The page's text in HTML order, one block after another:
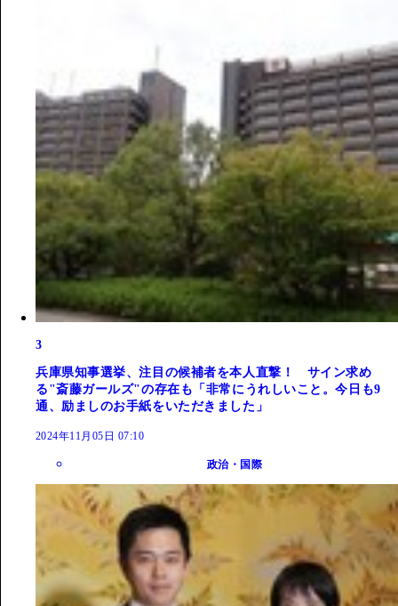
3
兵庫県知事選挙、注目の候補者を本人直撃！ サイン求め
る"斎藤ガールズ"の存在も「非常にうれしいこと。今日も9
通、励ましのお手紙をいただきました」
2024年11月05日 07:10
政治・国際